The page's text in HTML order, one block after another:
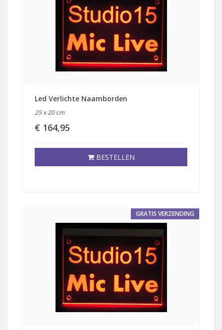
Led Verlichte Naamborden
25 x 20 cm
€ 164,95
BESTELLEN
GRATIS VERZENDING